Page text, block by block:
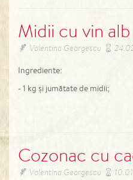
Midii cu vin
Valentina Georgescu
Ingrediente:
- 1 kg și jumătate de midii;
Cozonac cu
Valentina Georgescu